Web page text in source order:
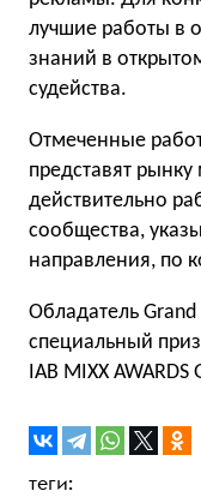
лучшие работы в
знаний в
судейства.
Отмеченные
представят
действительно
сообщества,
направления, по
Обладатель Grand
специальный
IAB MIXX AWARDS